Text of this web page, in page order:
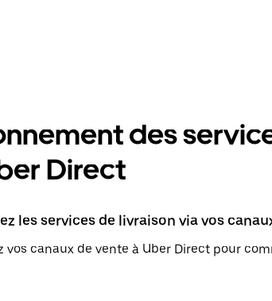
des
Direct
les services de livraison via vos
vos canaux de vente à Uber Direct pour